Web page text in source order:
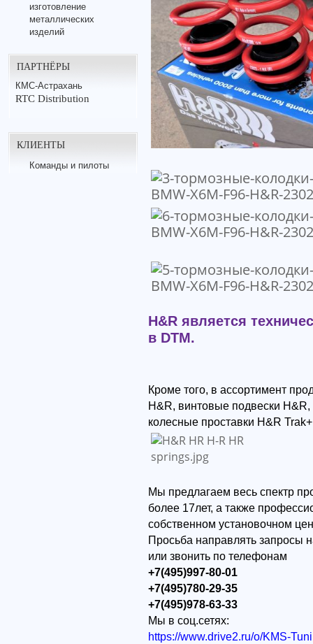
изготовление
металлических
изделий
ПАРТНЁРЫ
КМС-Астрахань
RTC Distribution
КЛИЕНТЫ
Команды и пилоты
H&R является
в DTM.
Кроме того, в ассортимент
H&R, винтовые подвески
колесные проставки H&R
Мы предлагаем весь спектр
более 17лет, а также
собственном установочном
Просьба направлять запросы
или звонить по телефонам
+7(495)997-80-01
+7(495)780-29-35
+7(495)978-63-33
Мы в соц.сетях:
https://www.drive2.ru/o/KMS-